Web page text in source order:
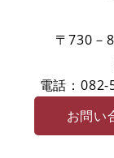
〒730－
電話：082-
お問い